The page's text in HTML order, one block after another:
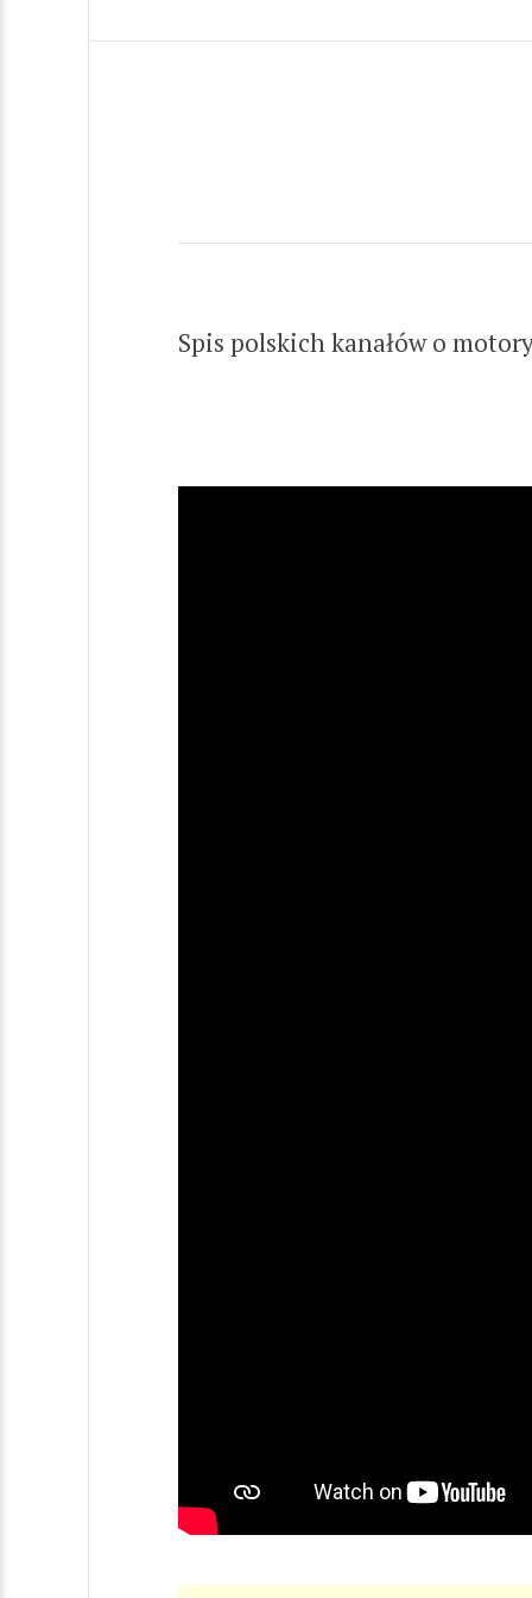
Spis polskich kanałów o